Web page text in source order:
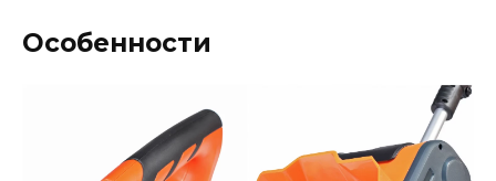
Особенности